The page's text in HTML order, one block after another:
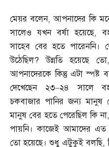
মেয়র বলেন,আপনাদের কি
সালেও যখন বর্ষা হয়েছে,
সাহেব বের হতে পারেননি।
উঠেছিল?উন্নতি হয়েছে তো
আপনাদেরকে কিন্তু এটা স্পষ্ট
দেখেছেন ২৩–২৪ সালে
চকবাজার পানির জন্য মানুষ
মানুষ বের হতে পেরেছিল কি না,
পায়নি। কাজেই আমাদের
তো হয়েছে। শুধু এটুকুই বলছি,